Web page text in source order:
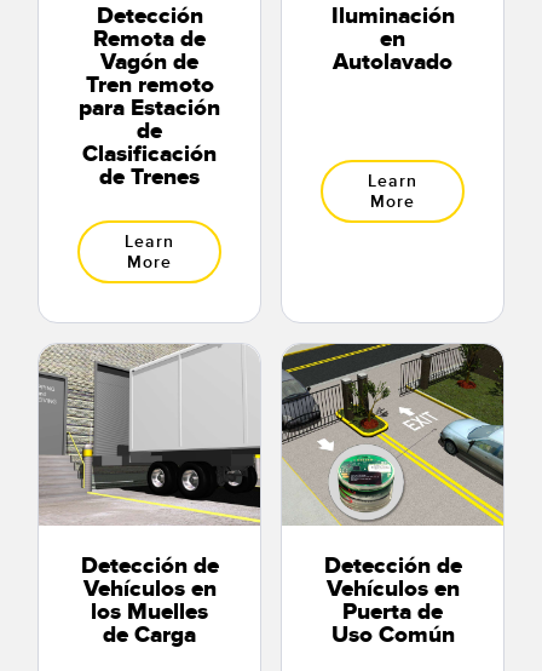
Detección
Remota de
Vagón de
Tren remoto
para Estación
de
Clasificación
de Trenes
Learn
More
Iluminación
en
Autolavado
Learn
More
Detección de
Vehículos en
los Muelles
de Carga
Detección de
Vehículos en
Puerta de
Uso Común